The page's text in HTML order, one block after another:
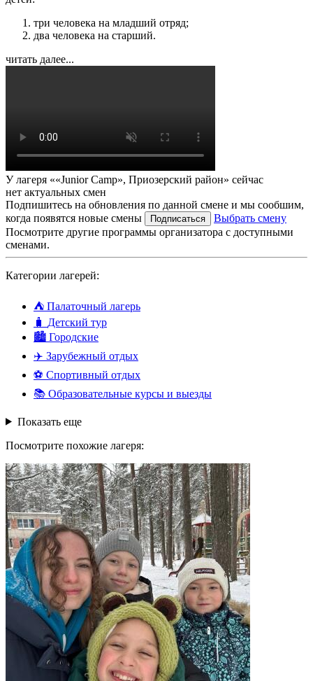
три человека на младший отряд;
два человека на старший.
читать далее...
У лагеря ««Junior Camp», Приозерский район» сейчас
нет актуальных смен
Подпишитесь на обновления по данной смене и мы сообшим,
когда появятся новые смены
Подписаться
Выбрать смену
Посмотрите другие программы организатора с доступными
сменами.
Категории лагерей:
⛺ Палаточный лагерь
🧳 Детский тур
🏙️ Городские
✈️ Зарубежный отдых
⚽ Спортивный отдых
📚 Образовательные курсы и выезды
Показать еще
Посмотрите похожие лагеря: